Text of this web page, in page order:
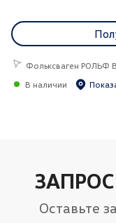
Фольксваген РОЛЬФ
В наличии
Оставьте